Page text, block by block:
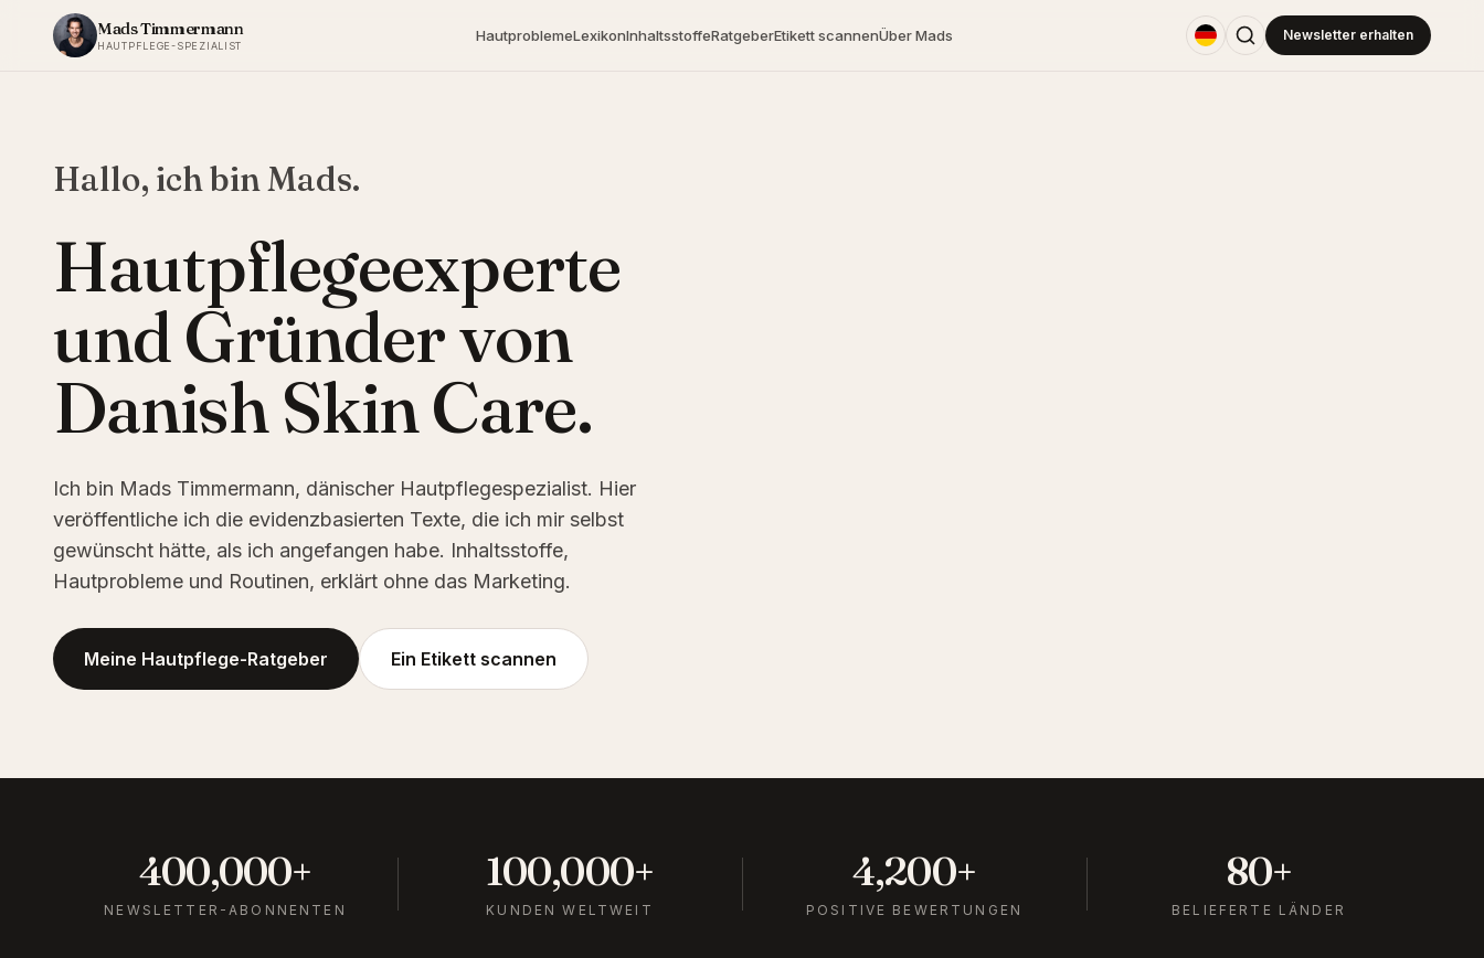
Zum Inhalt springen
Mads Timmermann
HAUTPFLEGE-SPEZIALIST
HautproblemeLexikonInhaltsstoffeRatgeberEtikett scannenÜber Mads Newsletter erhalten
Hallo, ich bin Mads.
Hautpflegeexperte
und Gründer von
Danish Skin Care.
Ich bin Mads Timmermann, dänischer Hautpflegespezialist. Hier
veröffentliche ich die evidenzbasierten Texte, die ich mir selbst
gewünscht hätte, als ich angefangen habe. Inhaltsstoffe,
Hautprobleme und Routinen, erklärt ohne das Marketing.
Meine Hautpflege-Ratgeber Ein Etikett scannen
400,000+
NEWSLETTER-ABONNENTEN
100,000+
KUNDEN WELTWEIT
4,200+
POSITIVE BEWERTUNGEN
80+
BELIEFERTE LÄNDER